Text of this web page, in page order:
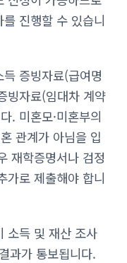
진행할 수 있습니
증빙자료(급여명
빙자료(임대차 계약
. 미혼모·미혼부의
관계가 아님을 입
재학증명서나 검정
가로 제출해야 합니
소득 및 재산 조사
과가 통보됩니다.